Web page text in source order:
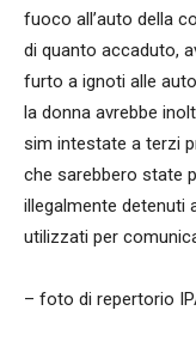
fuoco all’auto della
di quanto accaduto,
furto a ignoti alle
la donna avrebbe
sim intestate a terzi
che sarebbero state
illegalmente detenuti
utilizzati per
– foto di repertorio